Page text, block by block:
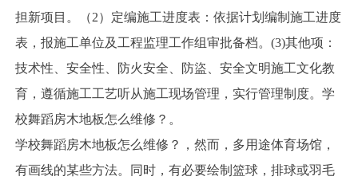
担新项目。（2）定编施工进度表：依据计划编制施工进度
表，报施工单位及工程监理工作组审批备档。(3)其他项：
技术性、安全性、防火安全、防盜、安全文明施工文化教
育，遵循施工工艺听从施工现场管理，实行管理制度。学
校舞蹈房木地板怎么维修？。
学校舞蹈房木地板怎么维修？，然而，多用途体育场馆，
有画线的某些方法。同时，有必要绘制篮球，排球或羽毛